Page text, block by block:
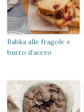
Babka alle fragole e
burro d’acero